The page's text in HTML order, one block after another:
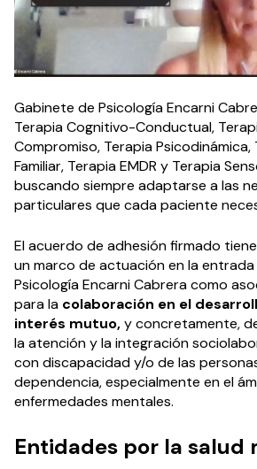
Gabinete de Psicología Encarni
Terapia Cognitivo-Conductual,
Compromiso, Terapia Psicodinámica,
Familiar, Terapia EMDR y Terapia
buscando siempre adaptarse a las
particulares que cada paciente
El acuerdo de adhesión firmado
un marco de actuación en la
Psicología Encarni Cabrera como
para la colaboración en el
interés mutuo,y concretamente,
la atención y la integración
con discapacidad y/o de las
dependencia, especialmente en el
enfermedades mentales.
Entidades por la salud